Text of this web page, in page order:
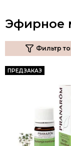
Эфирное
Фильтр
ПРЕДЗАКАЗ